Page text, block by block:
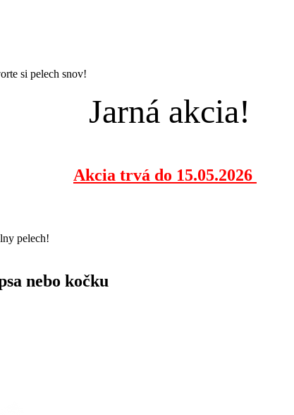
si pelech snov!
Jarná akcia!
Akcia trvá do 15.05.2026
pelech!
nebo kočku